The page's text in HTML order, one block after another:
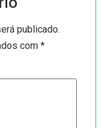
publicado.
com*